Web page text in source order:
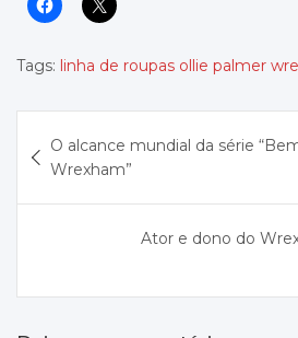
Tags: linha de roupas ollie palmer
de
Post
O alcance mundial da série
Wrexham”
Ator e dono do